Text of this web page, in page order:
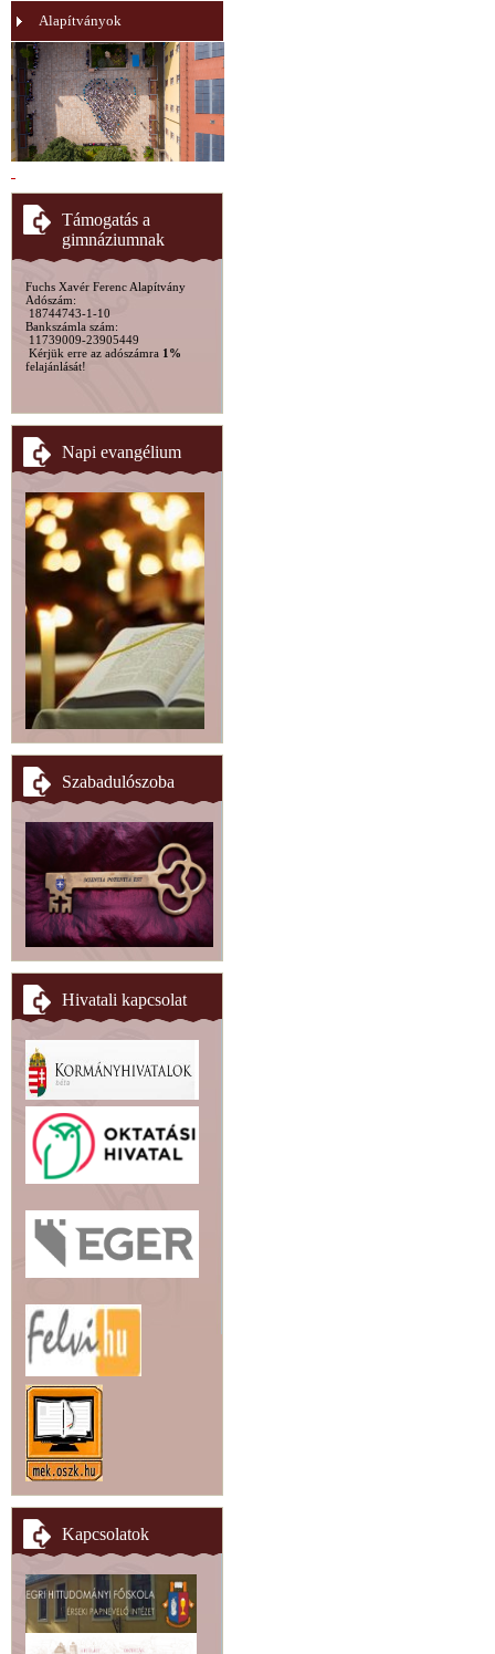
Alapítványok
Támogatás a
gimnáziumnak
Fuchs Xavér Ferenc Alapítvány
Adószám:
18744743-1-10
Bankszámla szám:
11739009-23905449
Kérjük erre az adószámra 1%
felajánlását!
Napi evangélium
Szabadulószoba
Hivatali kapcsolat
Kapcsolatok